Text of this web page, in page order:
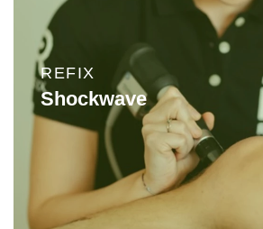
REFIX
Shockwave